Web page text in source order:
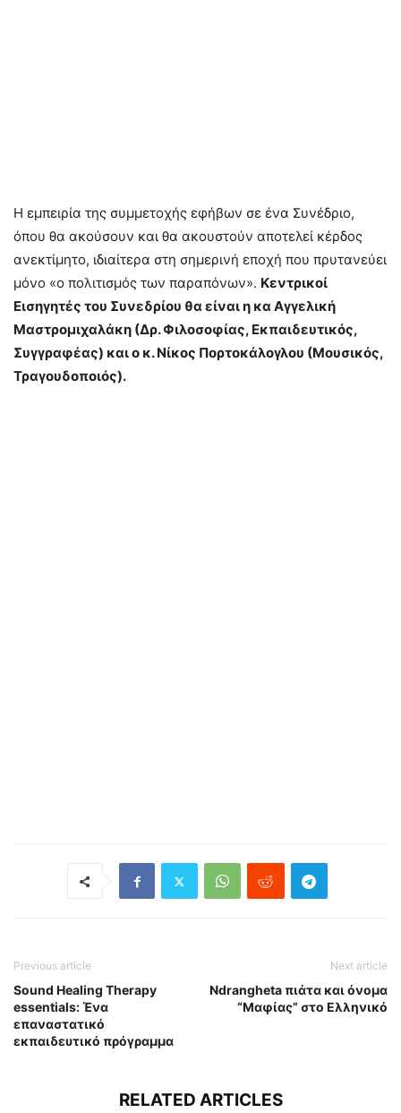
Η εμπειρία της συμμετοχής εφήβων σε ένα Συνέδριο,
όπου θα ακούσουν και θα ακουστούν αποτελεί κέρδος
ανεκτίμητο, ιδιαίτερα στη σημερινή εποχή που πρυτανεύει
μόνο «ο πολιτισμός των παραπόνων». Κεντρικοί
Εισηγητές του Συνεδρίου θα είναι η κα Αγγελική
Μαστρομιχαλάκη (Δρ. Φιλοσοφίας, Εκπαιδευτικός,
Συγγραφέας) και ο κ. Νίκος Πορτοκάλογλου (Μουσικός,
Τραγουδοποιός).
Previous article
Sound Healing Therapy
essentials: Ένα
επαναστατικό
εκπαιδευτικό πρόγραμμα
Next article
Ndrangheta πιάτα και όνομα
“Μαφίας” στο Ελληνικό
RELATED ARTICLES